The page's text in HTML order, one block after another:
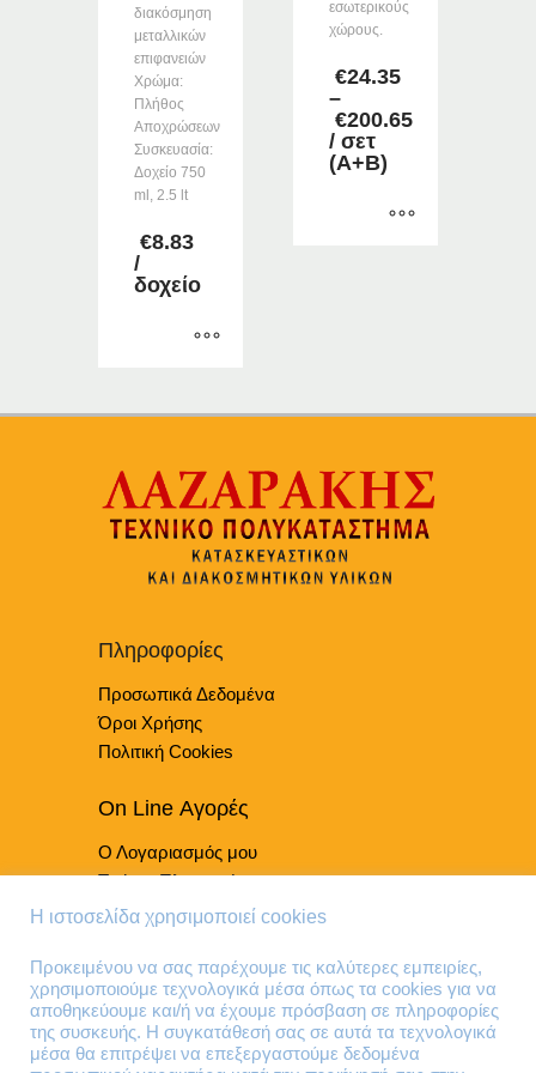
διακόσμηση
μεταλλικών
επιφανειών
Χρώμα:
Πλήθος
Αποχρώσεων
Συσκευασία:
Δοχείο 750
ml, 2.5 lt
€8.83
/
δοχείο
πολλαπλές
παραλλαγές.
μπορούν
επιλεγούν
σελίδα
του
προϊόντος
εσωτερικούς
χώρους.
€24.35
–
€200.65
Price
range:
€24.35
through
/ σετ
(Α+Β)
Οι
μπορούν
να
επιλεγούν
στη
σελίδα
Πληροφορίες
Προσωπικά Δεδομένα
Όροι Χρήσης
Πολιτική Cookies
On Line Αγορές
Ο Λογαριασμός μου
Τρόποι Πληρωμής
Τρόποι Παράδοσης
Τηλέφωνα Επικοινωνίας
210 41 13 636
210 41 13 280
Η ιστοσελίδα χρησιμοποιεί cookies
Προκειμένου να σας παρέχουμε τις καλύτερες εμπειρίες,
χρησιμοποιούμε τεχνολογικά μέσα όπως τα cookies για να
αποθηκεύουμε και/ή να έχουμε πρόσβαση σε πληροφορίες
της συσκευής. Η συγκατάθεσή σας σε αυτά τα τεχνολογικά
μέσα θα επιτρέψει να επεξεργαστούμε δεδομένα